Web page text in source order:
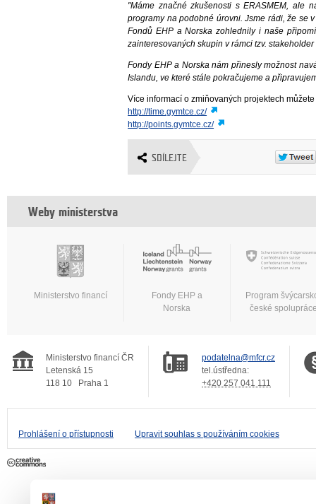
"Máme značné zkušenosti s ERASMEM, ale
programy na podobné úrovni. Jsme rádi, že se
Fondů EHP a Norska zohlednily i naše
zainteresovaných skupin v rámci tzv.
Fondy EHP a Norska nám přinesly možnost
Islandu, ve které stále pokračujeme a
Více informací o zmiňovaných projektech
http://time.gymtce.cz/
http://points.gymtce.cz/
SDÍLEJTE
Weby ministerstva
Ministerstvo financí
Fondy EHP a
Norska
Program
české
Ministerstvo financí ČR
Letenská 15
118 10
Praha 1
podatelna@mfcr.cz
tel.ústředna:
+420 257 041 111
Prohlášení o přístupnosti Upravit souhlas s používáním cookies